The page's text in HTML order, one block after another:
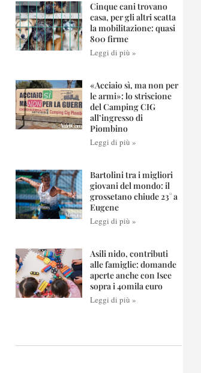
Cinque cani trovano
casa, per gli altri scatta
la mobilitazione: quasi
800 firme
Leggi di più »
«Acciaio sì, ma non per
le armi»: lo striscione
del Camping CIG
all’ingresso di
Piombino
Leggi di più »
Bartolini tra i migliori
giovani del mondo: il
grossetano chiude 23° a
Eugene
Leggi di più »
Asili nido, contributi
alle famiglie: domande
aperte anche con Isee
sopra i 40mila euro
Leggi di più »